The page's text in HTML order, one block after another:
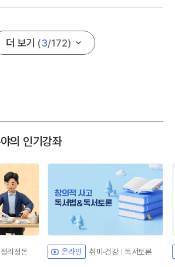
더 보기 (3/172)
의 인기강좌
정리정돈 온라인 취미·건강 독서토론